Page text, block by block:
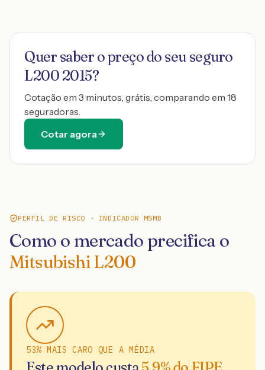
Quer saber o preço do seu seguro
L200 2015?
Cotação em 3 minutos, grátis, comparando em 18
seguradoras.
Cotar agora
PERFIL DE RISCO · INDICADOR MSMB
Como o mercado precifica o
Mitsubishi L200
53% MAIS CARO QUE A MÉDIA